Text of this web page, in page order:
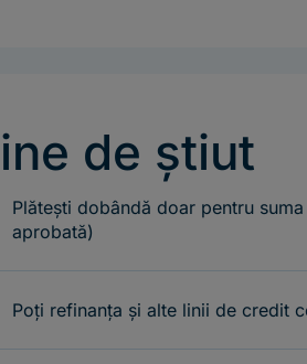
de știut
Plătești dobândă doar pentru
aprobată)
Poți refinanța și alte linii de credit